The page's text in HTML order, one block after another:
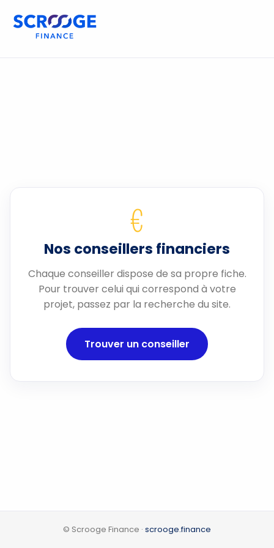
€
Nos conseillers financiers
Chaque conseiller dispose de sa propre fiche.
Pour trouver celui qui correspond à votre
projet, passez par la recherche du site.
Trouver un conseiller
© Scrooge Finance · scrooge.finance